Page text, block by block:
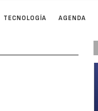
TECNOLOGÍA AGENDA